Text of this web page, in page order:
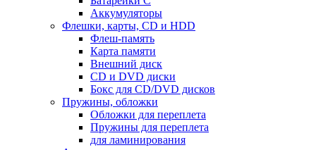
Аккумуляторы
Флешки, карты, CD и HDD
Флеш-память
Карта памяти
Внешний диск
CD и DVD диски
Бокс для CD/DVD дисков
Пружины, обложки
Обложки для переплета
Пружины для переплета
для ламинирования